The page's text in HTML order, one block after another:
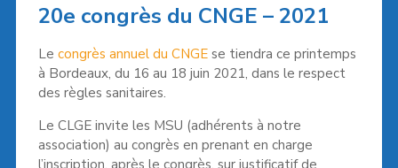
20e congrès du CNGE – 2021
Le congrès annuel du CNGEse tiendra ce printemps
à Bordeaux, du 16 au 18 juin 2021, dans le respect
des règles sanitaires.
Le CLGE invite les MSU (adhérents à notre
association) au congrès en prenant en charge